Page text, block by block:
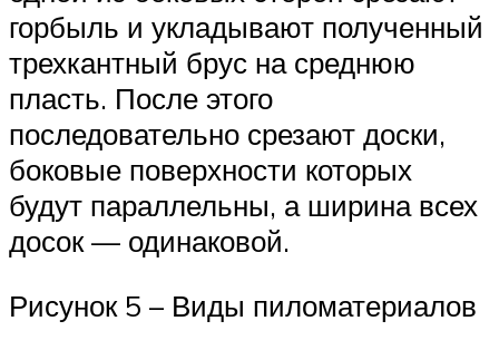
горбыль и укладывают полученный
трехкантный брус на среднюю
пласть. После этого
последовательно срезают доски,
боковые поверхности которых
будут параллельны, а ширина всех
досок — одинаковой.
Рисунок 5 – Виды пиломатериалов